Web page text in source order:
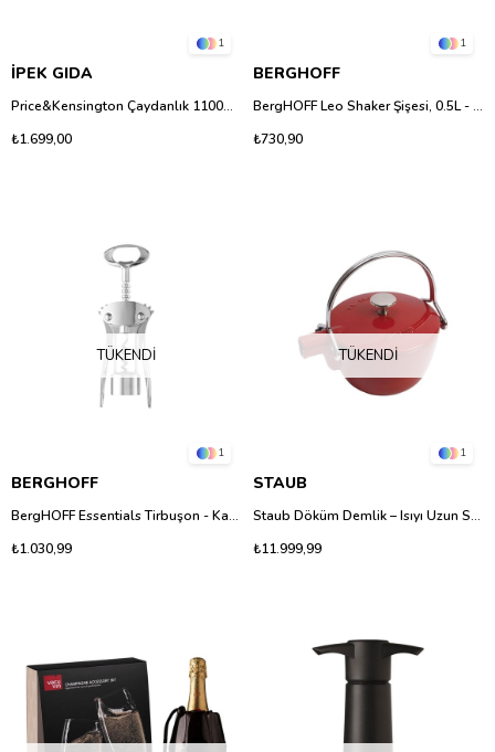
1
İPEK GIDA
Price&Kensington Çaydanlık 1100Ml Turuncu
₺1.699,00
1
BERGHOFF
BergHOFF Leo Shaker Şişesi, 0.5L - Sızdırmaz Karıştırıcı Matara
₺730,90
TÜKENDI
1
BERGHOFF
BergHOFF Essentials Tirbuşon - Kanatlı Şarap Açacağı ve Şişe Açacağı
₺1.030,99
TÜKENDI
1
STAUB
Staub Döküm Demlik – Isıyı Uzun Süre Koruyan Emaye Kaplamalı Çay Demliği
₺11.999,99